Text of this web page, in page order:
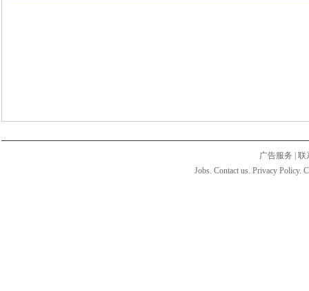
广告服务
联
Jobs. Contact us. Privacy Policy.